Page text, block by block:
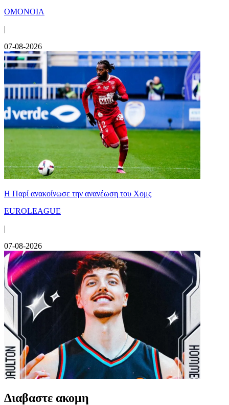
ΟΜΟΝΟΙΑ
|
07-08-2026
Η Παρί ανακοίνωσε την ανανέωση του Χομς
EUROLEAGUE
|
07-08-2026
Διαβαστε ακομη